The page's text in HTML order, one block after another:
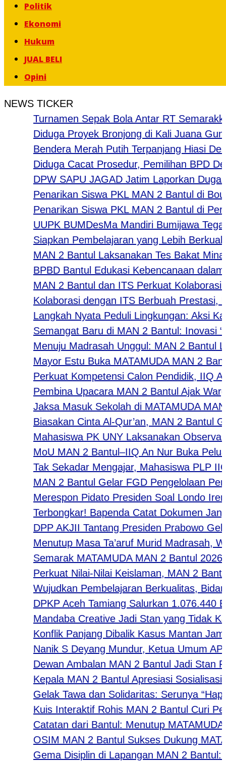
Politik
Ekonomi
Hukum
JUAL BELI
Opini
NEWS TICKER
Turnamen Sepak Bola Antar RT
Diduga Proyek Bronjong di Kali Juana
Bendera Merah Putih Terpanjang Hiasi Desa
Diduga Cacat Prosedur, Pemilihan BPD
DPW SAPU JAGAD Jatim Laporkan Dugaan
Penarikan Siswa PKL MAN 2 Bantul di
Penarikan Siswa PKL MAN 2 Bantul di
UUPK BUMDesMa Mandiri Bumijawa Tegal
Siapkan Pembelajaran yang Lebih
MAN 2 Bantul Laksanakan Tes Bakat Minat
BPBD Bantul Edukasi Kebencanaan dalam
MAN 2 Bantul dan ITS Perkuat Kolaborasi
Kolaborasi dengan ITS Berbuah Prestasi,
Langkah Nyata Peduli Lingkungan: Aksi
Semangat Baru di MAN 2 Bantul: Inovasi
Menuju Madrasah Unggul: MAN 2 Bantul
Mayor Estu Buka MATAMUDA MAN 2
Perkuat Kompetensi Calon Pendidik, IIQ An
Pembina Upacara MAN 2 Bantul Ajak Warga
Jaksa Masuk Sekolah di MATAMUDA MAN
Biasakan Cinta Al-Qur’an, MAN 2 Bantul
Mahasiswa PK UNY Laksanakan Observasi
MoU MAN 2 Bantul–IIQ An Nur Buka
Tak Sekadar Mengajar, Mahasiswa PLP IIQ
MAN 2 Bantul Gelar FGD Pengelolaan
Merespon Pidato Presiden Soal Londo
​Terbongkar! Bapenda Catat Dokumen
DPP AKJII Tantang Presiden Prabowo
Menutup Masa Ta’aruf Murid Madrasah,
Semarak MATAMUDA MAN 2 Bantul 2026:
Perkuat Nilai-Nilai Keislaman, MAN 2 Bantul
Wujudkan Pembelajaran Berkualitas, Bidang
DPKP Aceh Tamiang Salurkan 1.076.440
Mandaba Creative Jadi Stan yang Tidak
Konflik Panjang Dibalik Kasus Mantan
Nanik S Deyang Mundur, Ketua Umum
Dewan Ambalan MAN 2 Bantul Jadi Stan
Kepala MAN 2 Bantul Apresiasi Sosialisasi
Gelak Tawa dan Solidaritas: Serunya “Happy
Kuis Interaktif Rohis MAN 2 Bantul Curi
Catatan dari Bantul: Menutup MATAMUDA
OSIM MAN 2 Bantul Sukses Dukung
Gema Disiplin di Lapangan MAN 2 Bantul: